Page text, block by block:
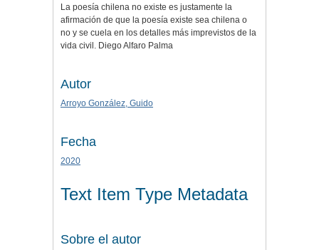
La poesía chilena no existe es justamente la
afirmación de que la poesía existe sea chilena o
no y se cuela en los detalles más imprevistos de la
vida civil. Diego Alfaro Palma
Autor
Arroyo González, Guido
Fecha
2020
Text Item Type Metadata
Sobre el autor